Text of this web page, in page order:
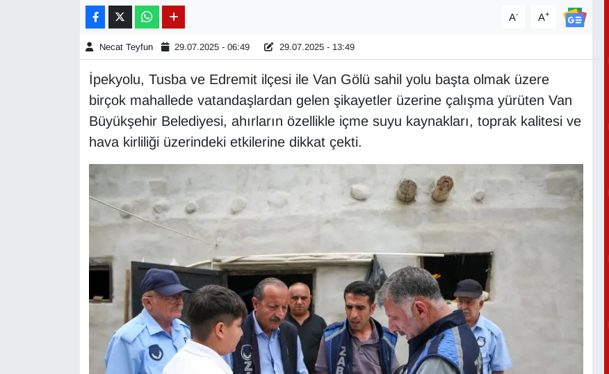
A- A+
Necat Teyfun 29.07.2025 - 06:49 29.07.2025 - 13:49
İpekyolu, Tusba ve Edremit ilçesi ile Van Gölü sahil yolu başta olmak üzere
birçok mahallede vatandaşlardan gelen şikayetler üzerine çalışma yürüten Van
Büyükşehir Belediyesi, ahırların özellikle içme suyu kaynakları, toprak kalitesi ve
hava kirliliği üzerindeki etkilerine dikkat çekti.
Gündem
HABERDE İNSAN
Kamu Alımları
Kültür & Sanat